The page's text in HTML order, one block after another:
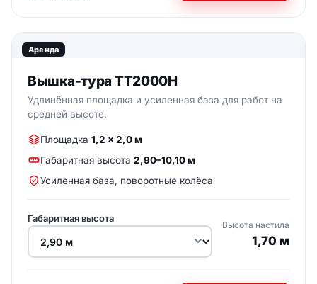
Аренда
Вышка-тура ТТ2000Н
Удлинённая площадка и усиленная база для работ на
средней высоте.
Площадка 1,2 × 2,0 м
Габаритная высота 2,90–10,10 м
Усиленная база, поворотные колёса
Габаритная высота
Высота настила
1,70 м